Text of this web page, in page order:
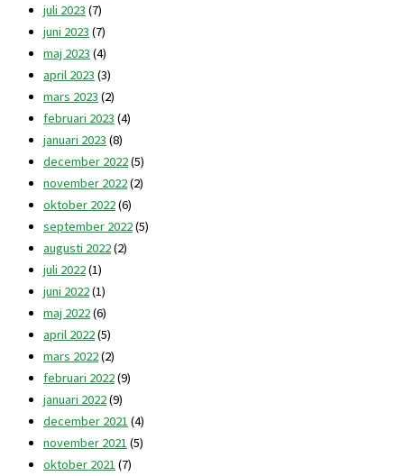
juli 2023 (7)
juni 2023 (7)
maj 2023 (4)
april 2023 (3)
mars 2023 (2)
februari 2023 (4)
januari 2023 (8)
december 2022(5)
november 2022(2)
oktober 2022(6)
september 2022(5)
augusti 2022(2)
juli 2022(1)
juni 2022(1)
maj 2022(6)
april 2022(5)
mars 2022(2)
februari 2022(9)
januari 2022(9)
december 2021 (4)
november 2021 (5)
oktober 2021 (7)